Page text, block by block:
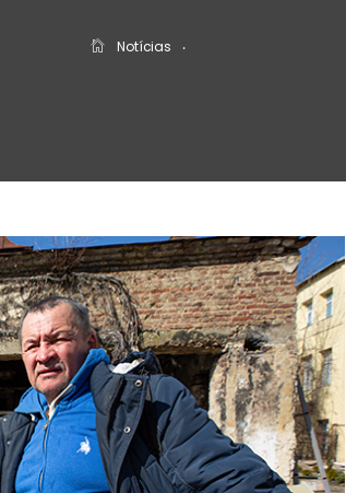
Notícias ‧